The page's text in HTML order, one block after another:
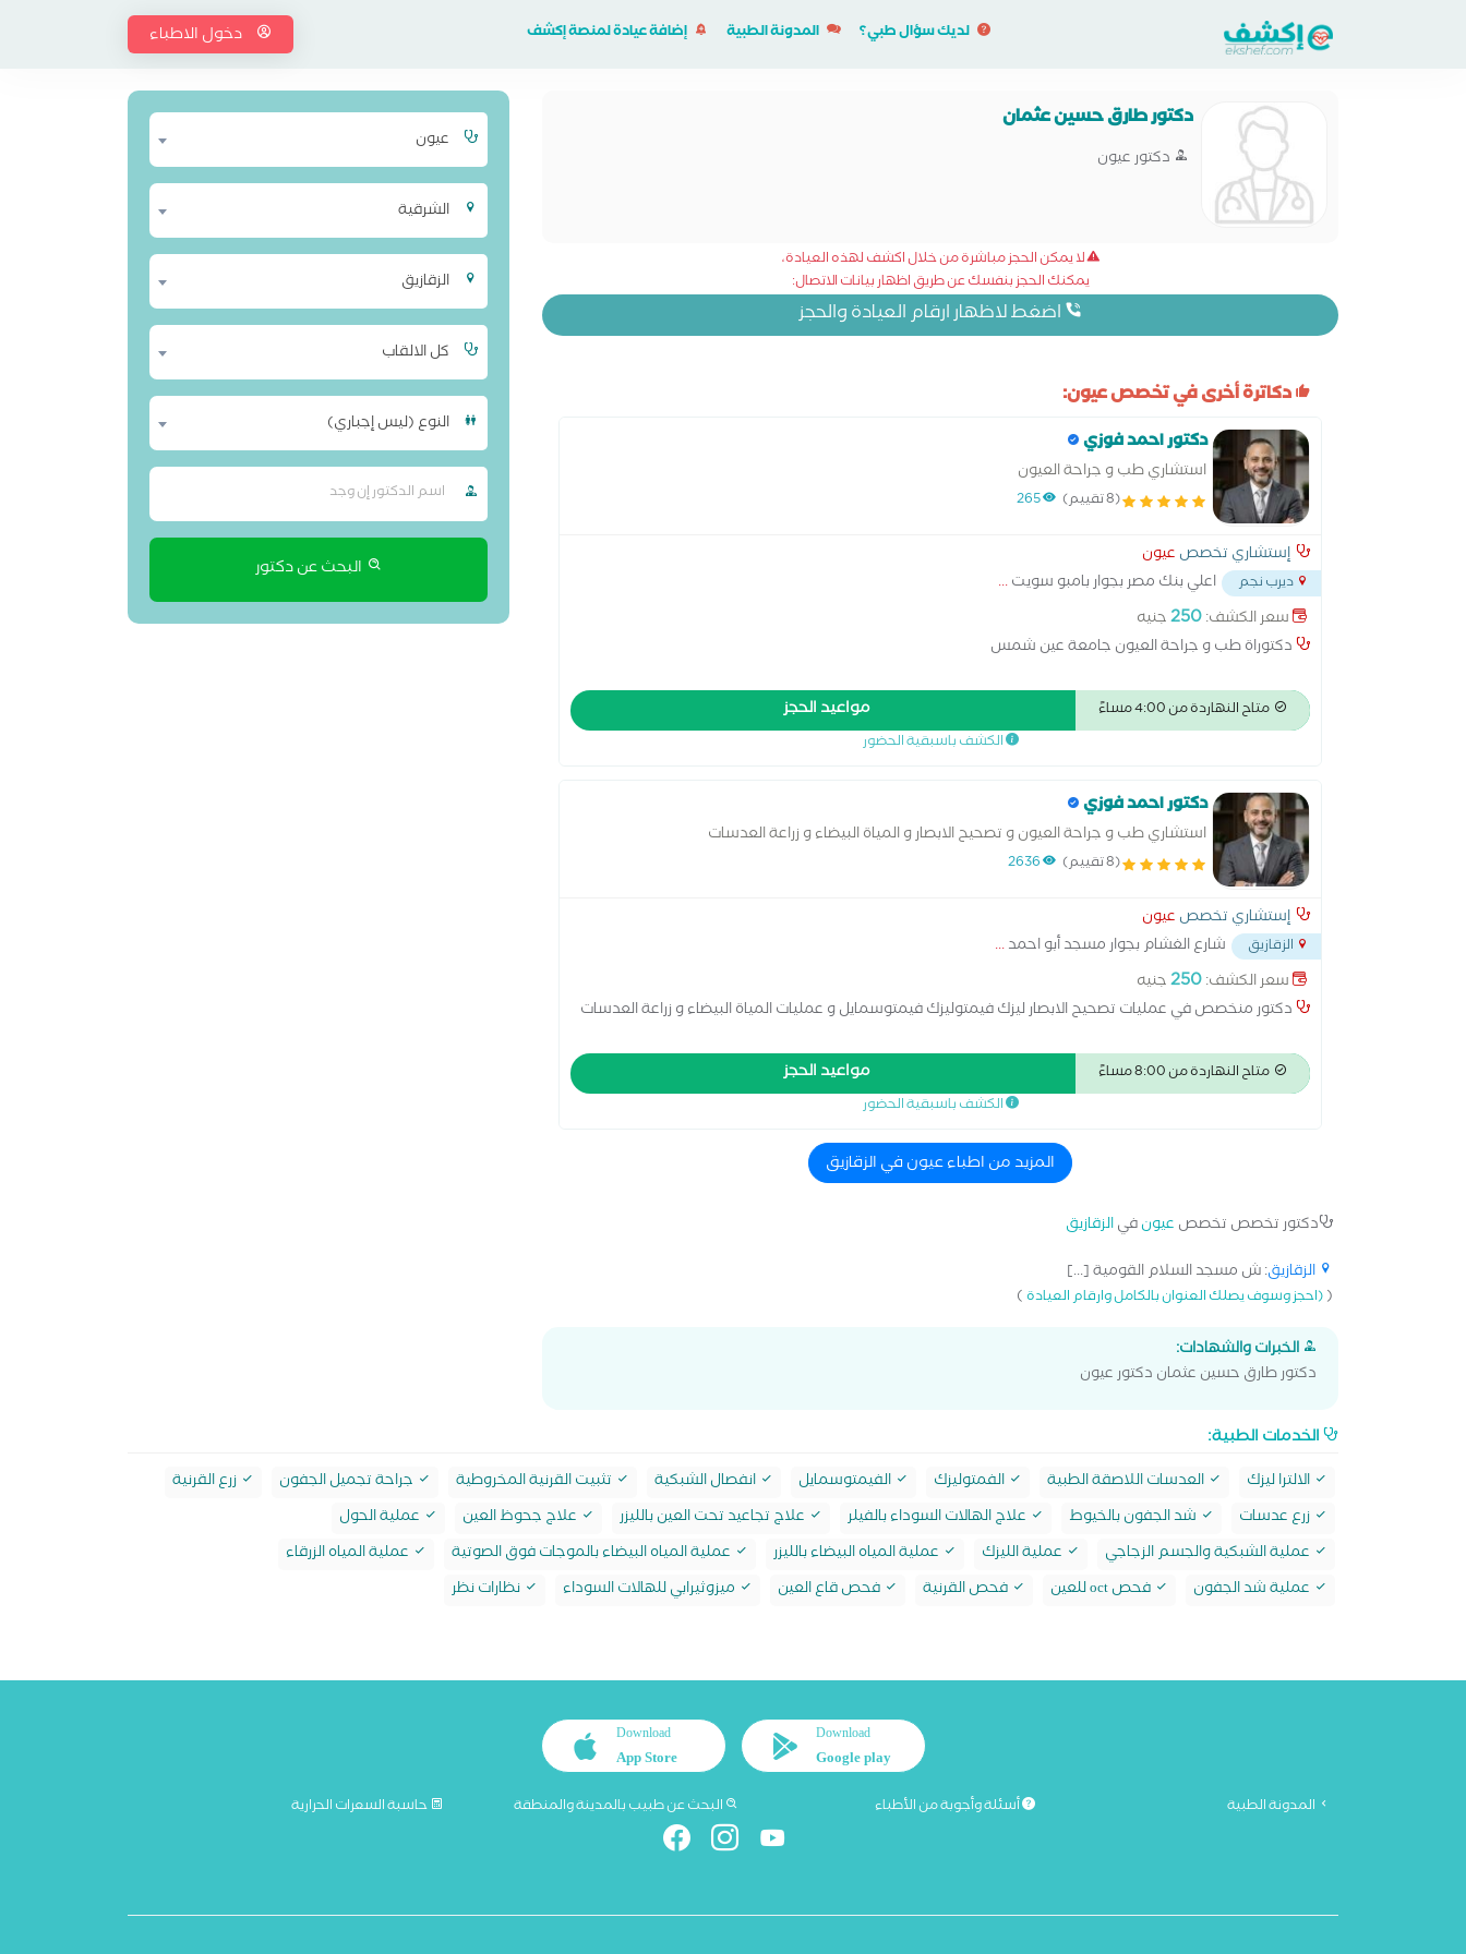
لديك سؤال طبي؟ المدونة الطبية إضافة عيادة لمنصة إكشف دخول الاطباء
دكتور طارق حسين عثمان
دكتور عيون
لا يمكن الحجز مباشرة من خلال اكشف لهذه العيادة،
يمكنك الحجز بنفسك عن طريق اظهار بيانات الاتصال:
اضغط لاظهار ارقام العيادة والحجز
دكاترة أخرى في تخصص عيون:
دكتور احمد فوزي
استشاري طب و جراحة العيون
(8 تقييم) 265
إستشاري تخصص عيون
ديرب نجم اعلي بنك مصر بجوار بامبو سويت...
سعر الكشف:250جنيه
دكتوراة طب و جراحة العيون جامعة عين شمس
متاح النهاردة من 4:00 مساءً مواعيد الحجز
الكشف باسبقية الحضور
دكتور احمد فوزي
استشاري طب و جراحة العيون و تصحيح الابصار و المياة البيضاء و زراعة العدسات
(8 تقييم) 2636
إستشاري تخصص عيون
الزقازيق شارع الغشام بجوار مسجد أبو احمد...
سعر الكشف:250جنيه
دكتور منخصص في عمليات تصحيح الابصار ليزك فيمتوليزك فيمتوسمايل و عمليات المياة البيضاء و زراعة العدسات
متاح النهاردة من 8:00 مساءً مواعيد الحجز
الكشف باسبقية الحضور
المزيد من اطباء عيون في الزقازيق
دكتور تخصص تخصص عيونفيالزقازيق
الزقازيق: ش مسجد السلام القومية [...]
((احجز وسوف يصلك العنوان بالكامل وارقام العيادة)
الخبرات والشهادات:
دكتور طارق حسين عثمان دكتور عيون
عيون
الشرقية
الزقازيق
كل الالقاب
النوع (ليس إجباري)
البحث عن دكتور
الخدمات الطبية:
الالترا ليزك العدسات اللاصقة الطبية الفمتوليزك الفيمتوسمايل انفصال الشبكية تثبيت القرنية المخروطية جراحة تجميل الجفون
زرع القرنية
زرع عدسات
شد الجفون بالخيوط علاج الهالات السوداء بالفيلر علاج تجاعيد تحت العين بالليزر علاج جحوظ العين
عملية الحول
عملية الشبكية والجسم الزجاجي
عملية الليزك عملية المياه البيضاء بالليزر عملية المياه البيضاء بالموجات فوق الصوتية
عملية المياه الزرقاء
عملية شد الجفون
فحص oct للعين فحص القرنية فحص قاع العين ميزوثيرابي للهالات السوداء نظارات نظر
Download
Google play
Download
App Store
المدونة الطبية أسئلة وأجوبة من الأطباء البحث عن طبيب بالمدينة والمنطقة حاسبة السعرات الحرارية